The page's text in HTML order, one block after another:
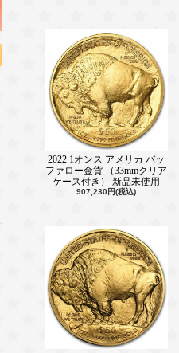
2022 1オンス アメリカ バッ
ファロー金貨 （33mmクリア
ケース付き） 新品未使用
907,230円(税込)